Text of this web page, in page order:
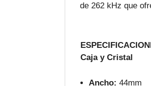
de 262 kHz que
Caja y Cristal
Ancho: 44mm